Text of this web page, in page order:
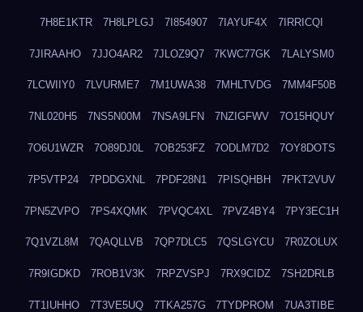
7H8E1KTR 7H8LPLGJ 7I854907 7IAYUF4X 7IRRICQI
7JIRAAHO 7JJO4AR2 7JLOZ9Q7 7KWC77GK 7LALYSM0
7LCWIIY0 7LVURME7 7M1UWA38 7MHLTVDG 7MM4F50B
7NL020H5 7NS5N00M 7NSA9LFN 7NZIGFWV 7O15HQUY
7O6U1WZR 7O89DJ0L 7OB253FZ 7ODLM7D2 7OY8DOTS
7P5VTP24 7PDDGXNL 7PDF28N1 7PISQHBH 7PKT2VUV
7PN5ZVPO 7PS4XQMK 7PVQC4XL 7PVZ4BY4 7PY3EC1H
7Q1VZL8M 7QAQLLVB 7QP7DLC5 7QSLGYCU 7R0ZOLUX
7R9IGDKD 7ROB1V3K 7RPZVSPJ 7RX9CIDZ 7SH2DRLB
7T1IUHHO 7T3VE5UQ 7TKA257G 7TYDPROM 7UA3TIBE